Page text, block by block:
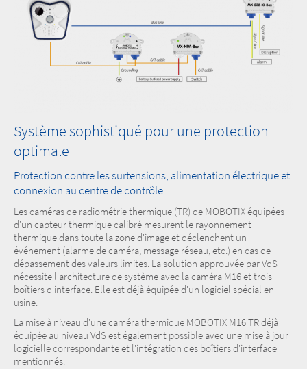
Système sophistiqué pour une protection
optimale
Protection contre les surtensions, alimentation électrique et
connexion au centre de contrôle
Les caméras de radiométrie thermique (TR) de MOBOTIX équipées
d'un capteur thermique calibré mesurent le rayonnement
thermique dans toute la zone d'image et déclenchent un
événement (alarme de caméra, message réseau, etc.) en cas de
dépassement des valeurs limites. La solution approuvée par VdS
nécessite l'architecture de système avec la caméra M16 et trois
boîtiers d'interface. Elle est déjà équipée d'un logiciel spécial en
usine.
La mise à niveau d'une caméra thermique MOBOTIX M16 TR déjà
équipée au niveau VdS est également possible avec une mise à jour
logicielle correspondante et l'intégration des boîtiers d'interface
mentionnés.